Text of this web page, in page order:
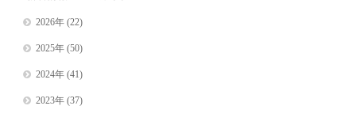
2026年(22)
2025年(50)
2024年(41)
2023年(37)